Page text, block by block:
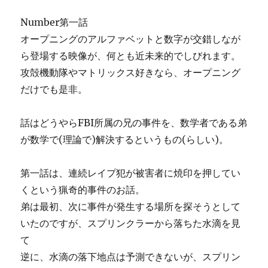
Number第一話
オープニングのアルファベットと数字が交錯しなが
ら登場する映像が、何とも近未来的でしびれます。
攻殻機動隊やマトリックス好きなら、オープニング
だけでも是非。
話はどうやらFBI所属の兄の事件を、数学者である弟
が数学で(理論で)解決するというもの(らしい)。
第一話は、連続レイプ犯が被害者に焼印を押してい
くという猟奇的事件のお話。
弟は最初、次に事件が発生する場所を探そうとして
いたのですが、スプリンクラーから落ちた水滴を見
て
逆に、水滴の落下地点は予測できないが、スプリン